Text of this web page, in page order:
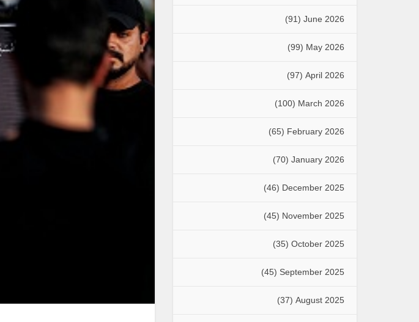
June 2026
(91)
May 2026
(99)
April 2026
(97)
March 2026
(100)
February 2026
(65)
January 2026
(70)
December 2025
(46)
November 2025
(45)
October 2025
(35)
September 2025
(45)
August 2025
(37)